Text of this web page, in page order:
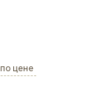
по цене